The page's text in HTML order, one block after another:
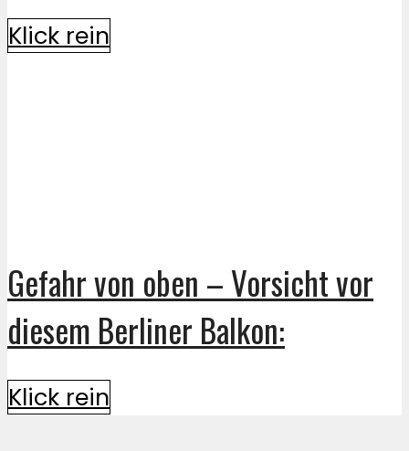
Klick rein
Gefahr von oben – Vorsicht vor
diesem Berliner Balkon:
Klick rein